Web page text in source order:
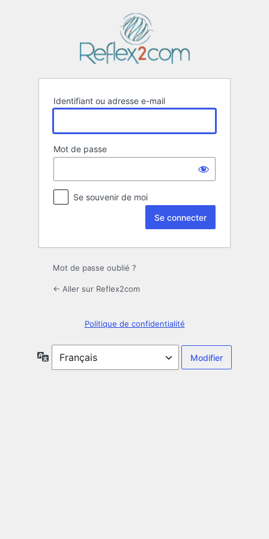
Identifiant ou adresse e-mail
Mot de passe
Se souvenir de moi
Mot de passe oublié ?
← Aller sur Reflex2com
Politique de confidentialité
Langue